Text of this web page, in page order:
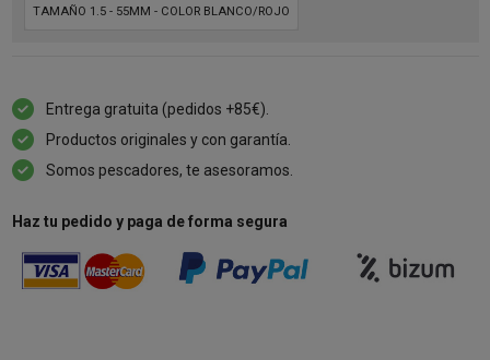
TAMAÑO 1.5 - 55MM - COLOR BLANCO/ROJO
Entrega gratuita (pedidos +85€).
Productos originales y con garantía.
Somos pescadores, te asesoramos.
Haz tu pedido y paga de forma segura